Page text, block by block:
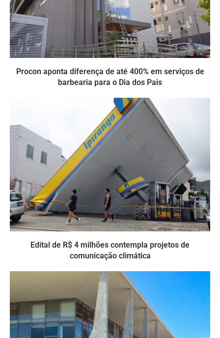
Procon aponta diferença de até 400% em serviços de
barbearia para o Dia dos Pais
Edital de R$ 4 milhões contempla projetos de
comunicação climática